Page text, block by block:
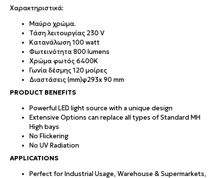
Χαρακτηριστικά:
Μαύρο χρώμα.
Τάση λειτουργίας 230 V
Κατανάλωση 100 watt
Φωτεινότητα 800 lumens
Χρώμα φωτός 6400K
Γωνία δέσμης 120 μοίρες
Διαστάσεις (mm)φ293x 90 mm
PRODUCT BENEFITS
Powerful LED light source with a unique design
Extensive Options can replace all types of Standard MH
High bays
No Flickering
No UV Radiation
APPLICATIONS
Perfect for Industrial Usage, Warehouse & Supermarkets,